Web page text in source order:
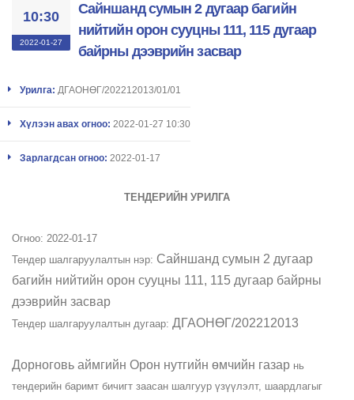
10:30
2022-01-27
Сайншанд сумын 2 дугаар багийн
нийтийн орон сууцны 111, 115 дугаар
байрны дээврийн засвар
Урилга: ДГАОНӨГ/202212013/01/01
Хүлээн авах огноо: 2022-01-27 10:30
Зарлагдсан огноо: 2022-01-17
ТЕНДЕРИЙН УРИЛГА
Огноо: 2022-01-17
​Тендер шалгаруулалтын нэр: Сайншанд сумын 2 дугаар
багийн нийтийн орон сууцны 111, 115 дугаар байрны
дээврийн засвар
​Тендер шалгаруулалтын дугаар: ДГАОНӨГ/202212013
Дорноговь аймгийн Орон нутгийн өмчийн газар нь
тендерийн баримт бичигт заасан шалгуур үзүүлэлт, шаардлагыг